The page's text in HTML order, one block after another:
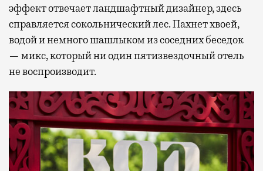
эффект отвечает ландшафтный дизайнер, здесь
справляется сокольнический лес. Пахнет хвоей,
водой и немного шашлыком из соседних беседок
— микс, который ни один пятизвездочный отель
не воспроизводит.